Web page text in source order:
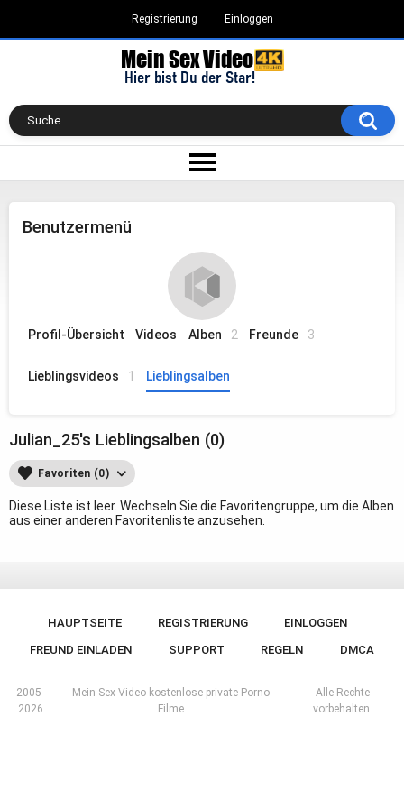
Registrierung Einloggen
Benutzermenü
Profil-Übersicht Videos Alben 2 Freunde 3
Lieblingsvideos 1 Lieblingsalben
Julian_25's Lieblingsalben (0)
Favoriten (0)
Diese Liste ist leer. Wechseln Sie die Favoritengruppe, um die Alben
aus einer anderen Favoritenliste anzusehen.
HAUPTSEITE REGISTRIERUNG
EINLOGGEN
FREUND EINLADEN
SUPPORT REGELN DMCA
2005-
2026
Mein Sex Video kostenlose private Porno
Filme
Alle Rechte
vorbehalten.